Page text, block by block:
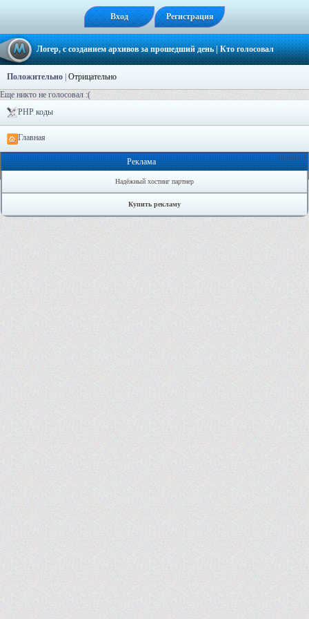
Вход Регистрация
Логер, с созданием архивов за прошедший день| Кто голосовал
Положительно Отрицательно
Еще никто не голосовал :(
PHP коды
Главная
Онлайн: 1
Реклама
Надёжный хостинг партнер
Купить рекламу